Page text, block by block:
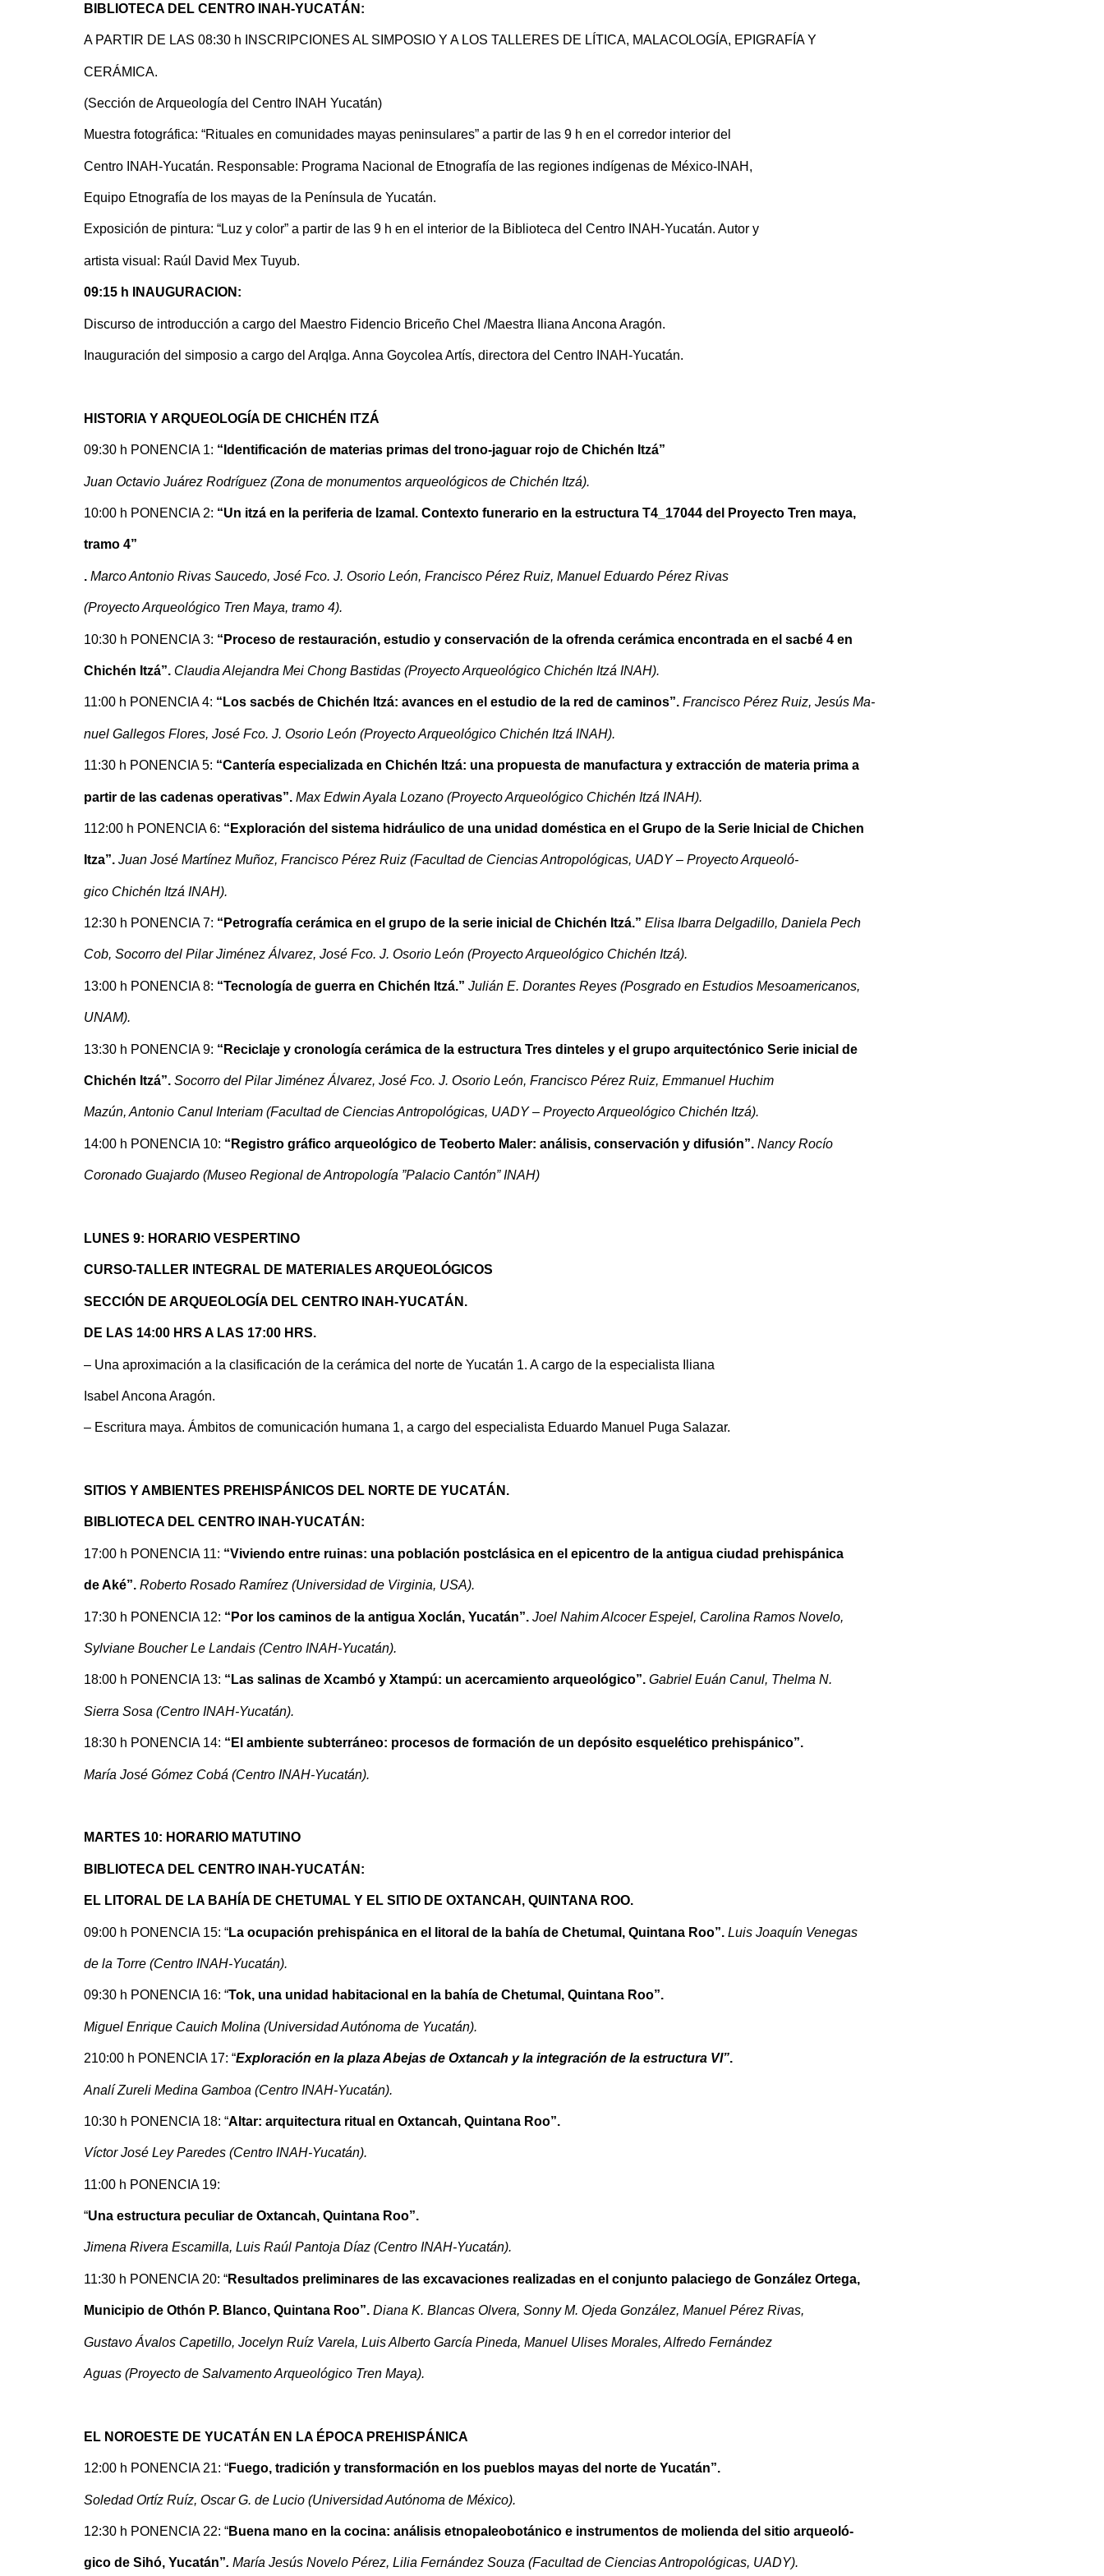
BIBLIOTECA DEL CENTRO INAH-YUCATÁN:
A PARTIR DE LAS 08:30 h INSCRIPCIONES AL SIMPOSIO Y A LOS TALLERES DE LÍTICA, MALACOLOGÍA, EPIGRAFÍA Y
CERÁMICA.
(Sección de Arqueología del Centro INAH Yucatán)
Muestra fotográfica: “Rituales en comunidades mayas peninsulares” a partir de las 9 h en el corredor interior del
Centro INAH-Yucatán. Responsable: Programa Nacional de Etnografía de las regiones indígenas de México-INAH,
Equipo Etnografía de los mayas de la Península de Yucatán.
Exposición de pintura: “Luz y color” a partir de las 9 h en el interior de la Biblioteca del Centro INAH-Yucatán. Autor y
artista visual: Raúl David Mex Tuyub.
09:15 h INAUGURACION:
Discurso de introducción a cargo del Maestro Fidencio Briceño Chel /Maestra Iliana Ancona Aragón.
Inauguración del simposio a cargo del Arqlga. Anna Goycolea Artís, directora del Centro INAH-Yucatán.
HISTORIA Y ARQUEOLOGÍA DE CHICHÉN ITZÁ
09:30 h PONENCIA 1: “Identificación de materias primas del trono-jaguar rojo de Chichén Itzá”
Juan Octavio Juárez Rodríguez (Zona de monumentos arqueológicos de Chichén Itzá).
10:00 h PONENCIA 2: “Un itzá en la periferia de Izamal. Contexto funerario en la estructura T4_17044 del Proyecto Tren maya,
tramo 4”
. Marco Antonio Rivas Saucedo, José Fco. J. Osorio León, Francisco Pérez Ruiz, Manuel Eduardo Pérez Rivas
(Proyecto Arqueológico Tren Maya, tramo 4).
10:30 h PONENCIA 3: “Proceso de restauración, estudio y conservación de la ofrenda cerámica encontrada en el sacbé 4 en
Chichén Itzá”. Claudia Alejandra Mei Chong Bastidas (Proyecto Arqueológico Chichén Itzá INAH).
11:00 h PONENCIA 4: “Los sacbés de Chichén Itzá: avances en el estudio de la red de caminos”. Francisco Pérez Ruiz, Jesús Ma-
nuel Gallegos Flores, José Fco. J. Osorio León (Proyecto Arqueológico Chichén Itzá INAH).
11:30 h PONENCIA 5: “Cantería especializada en Chichén Itzá: una propuesta de manufactura y extracción de materia prima a
partir de las cadenas operativas”. Max Edwin Ayala Lozano (Proyecto Arqueológico Chichén Itzá INAH).
112:00 h PONENCIA 6: “Exploración del sistema hidráulico de una unidad doméstica en el Grupo de la Serie Inicial de Chichen
Itza”. Juan José Martínez Muñoz, Francisco Pérez Ruiz (Facultad de Ciencias Antropológicas, UADY – Proyecto Arqueoló-
gico Chichén Itzá INAH).
12:30 h PONENCIA 7: “Petrografía cerámica en el grupo de la serie inicial de Chichén Itzá.” Elisa Ibarra Delgadillo, Daniela Pech
Cob, Socorro del Pilar Jiménez Álvarez, José Fco. J. Osorio León (Proyecto Arqueológico Chichén Itzá).
13:00 h PONENCIA 8: “Tecnología de guerra en Chichén Itzá.” Julián E. Dorantes Reyes (Posgrado en Estudios Mesoamericanos,
UNAM).
13:30 h PONENCIA 9: “Reciclaje y cronología cerámica de la estructura Tres dinteles y el grupo arquitectónico Serie inicial de
Chichén Itzá”. Socorro del Pilar Jiménez Álvarez, José Fco. J. Osorio León, Francisco Pérez Ruiz, Emmanuel Huchim
Mazún, Antonio Canul Interiam (Facultad de Ciencias Antropológicas, UADY – Proyecto Arqueológico Chichén Itzá).
14:00 h PONENCIA 10: “Registro gráfico arqueológico de Teoberto Maler: análisis, conservación y difusión”. Nancy Rocío
Coronado Guajardo (Museo Regional de Antropología ”Palacio Cantón” INAH)
LUNES 9: HORARIO VESPERTINO
CURSO-TALLER INTEGRAL DE MATERIALES ARQUEOLÓGICOS
SECCIÓN DE ARQUEOLOGÍA DEL CENTRO INAH-YUCATÁN.
DE LAS 14:00 HRS A LAS 17:00 HRS.
– Una aproximación a la clasificación de la cerámica del norte de Yucatán 1. A cargo de la especialista Iliana
Isabel Ancona Aragón.
– Escritura maya. Ámbitos de comunicación humana 1, a cargo del especialista Eduardo Manuel Puga Salazar.
SITIOS Y AMBIENTES PREHISPÁNICOS DEL NORTE DE YUCATÁN.
BIBLIOTECA DEL CENTRO INAH-YUCATÁN:
17:00 h PONENCIA 11: “Viviendo entre ruinas: una población postclásica en el epicentro de la antigua ciudad prehispánica
de Aké”. Roberto Rosado Ramírez (Universidad de Virginia, USA).
17:30 h PONENCIA 12: “Por los caminos de la antigua Xoclán, Yucatán”. Joel Nahim Alcocer Espejel, Carolina Ramos Novelo,
Sylviane Boucher Le Landais (Centro INAH-Yucatán).
18:00 h PONENCIA 13: “Las salinas de Xcambó y Xtampú: un acercamiento arqueológico”. Gabriel Euán Canul, Thelma N.
Sierra Sosa (Centro INAH-Yucatán).
18:30 h PONENCIA 14: “El ambiente subterráneo: procesos de formación de un depósito esquelético prehispánico”.
María José Gómez Cobá (Centro INAH-Yucatán).
MARTES 10: HORARIO MATUTINO
BIBLIOTECA DEL CENTRO INAH-YUCATÁN:
EL LITORAL DE LA BAHÍA DE CHETUMAL Y EL SITIO DE OXTANCAH, QUINTANA ROO.
09:00 h PONENCIA 15: “La ocupación prehispánica en el litoral de la bahía de Chetumal, Quintana Roo”. Luis Joaquín Venegas
de la Torre (Centro INAH-Yucatán).
09:30 h PONENCIA 16: “Tok, una unidad habitacional en la bahía de Chetumal, Quintana Roo”.
Miguel Enrique Cauich Molina (Universidad Autónoma de Yucatán).
210:00 h PONENCIA 17: “Exploración en la plaza Abejas de Oxtancah y la integración de la estructura VI”.
Analí Zureli Medina Gamboa (Centro INAH-Yucatán).
10:30 h PONENCIA 18: “Altar: arquitectura ritual en Oxtancah, Quintana Roo”.
Víctor José Ley Paredes (Centro INAH-Yucatán).
11:00 h PONENCIA 19:
“Una estructura peculiar de Oxtancah, Quintana Roo”.
Jimena Rivera Escamilla, Luis Raúl Pantoja Díaz (Centro INAH-Yucatán).
11:30 h PONENCIA 20: “Resultados preliminares de las excavaciones realizadas en el conjunto palaciego de González Ortega,
Municipio de Othón P. Blanco, Quintana Roo”. Diana K. Blancas Olvera, Sonny M. Ojeda González, Manuel Pérez Rivas,
Gustavo Ávalos Capetillo, Jocelyn Ruíz Varela, Luis Alberto García Pineda, Manuel Ulises Morales, Alfredo Fernández
Aguas (Proyecto de Salvamento Arqueológico Tren Maya).
EL NOROESTE DE YUCATÁN EN LA ÉPOCA PREHISPÁNICA
12:00 h PONENCIA 21: “Fuego, tradición y transformación en los pueblos mayas del norte de Yucatán”.
Soledad Ortíz Ruíz, Oscar G. de Lucio (Universidad Autónoma de México).
12:30 h PONENCIA 22: “Buena mano en la cocina: análisis etnopaleobotánico e instrumentos de molienda del sitio arqueoló-
gico de Sihó, Yucatán”. María Jesús Novelo Pérez, Lilia Fernández Souza (Facultad de Ciencias Antropológicas, UADY).